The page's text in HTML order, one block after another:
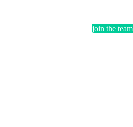
join the team